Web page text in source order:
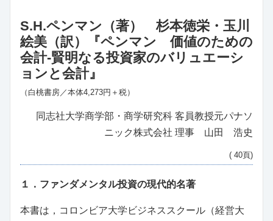
S.H.ペンマン（著） 杉本徳栄・玉川
絵美（訳）『ペンマン 価値のための
会計‐賢明なる投資家のバリュエーシ
ョンと会計』
（白桃書房／本体4,273円＋税）
同志社大学商学部・商学研究科 客員教授元パナソ
ニック株式会社 理事 山田 浩史
( 40頁)
１．ファンダメンタル投資の現代的名著
本書は，コロンビア大学ビジネススクール（経営大